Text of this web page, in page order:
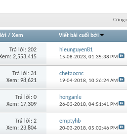
Công
/ Xem Viết bài cuối bởi
Trả lời: 202
2,553,415
hieunguyen81
15-08-2023,01:35:38 PM
Trả lời: 31
Xem: 98,621
chetaocnc
19-04-2018, 10:26:24 AM
Trả lời: 0
Xem: 17,309
honganle
26-03-2018,04:51:41 PM
Trả lời: 2
Xem: 23,804
emptyhb
20-03-2018,05:02:46 PM